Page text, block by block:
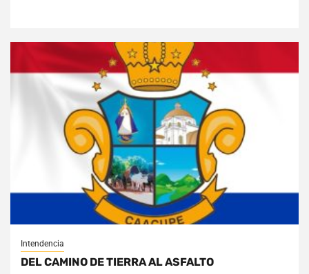
Intendencia
DEL CAMINO DE TIERRA AL ASFALTO